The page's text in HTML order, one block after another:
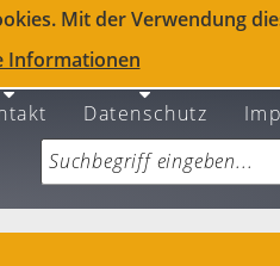
Mit der Verwendung
Informationen
Datenschutz